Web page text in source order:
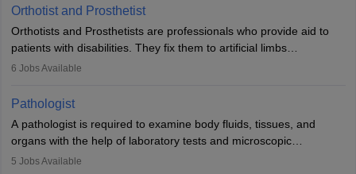
Orthotist and Prosthetist
Orthotists and Prosthetists are professionals who provide aid to
patients with disabilities. They fix them to artificial limbs
(prosthetics) and help them to regain stability. There are times
occasions, they are born without a limb or orthopaedic
impairment. Orthotists and prosthetists play a crucial role in their
lives with fixing them to assistive devices and provide mobility.
6 Jobs Available
Pathologist
A pathologist is required to examine body fluids, tissues, and
organs with the help of laboratory tests and microscopic
examinations. Pathologists often work in hospitals and diagnostic
5 Jobs Available